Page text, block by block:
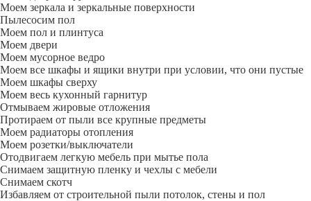
Моем зеркала и зеркальные поверхности
Пылесосим пол
Моем пол и плинтуса
Моем двери
Моем мусорное ведро
Моем все шкафы и ящики внутри при условии, что они пустые
Моем шкафы сверху
Моем весь кухонный гарнитур
Отмываем жировые отложения
Протираем от пыли все крупные предметы
Моем радиаторы отопления
Моем розетки/выключатели
Отодвигаем легкую мебель при мытье пола
Снимаем защитную пленку и чехлы с мебели
Снимаем скотч
Избавляем от строительной пыли потолок, стены и пол